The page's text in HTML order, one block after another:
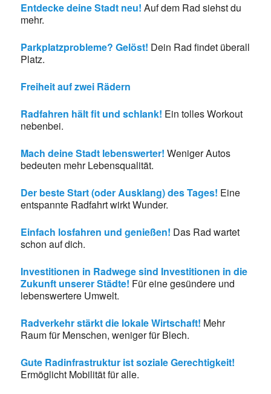
Entdecke deine Stadt neu! Auf dem Rad siehst du
mehr.
Parkplatzprobleme? Gelöst! Dein Rad findet überall
Platz.
Freiheit auf zwei Rädern
Radfahren hält fit und schlank! Ein tolles Workout
nebenbei.
Mach deine Stadt lebenswerter! Weniger Autos
bedeuten mehr Lebensqualität.
Der beste Start (oder Ausklang) des Tages! Eine
entspannte Radfahrt wirkt Wunder.
Einfach losfahren und genießen! Das Rad wartet
schon auf dich.
Investitionen in Radwege sind Investitionen in die
Zukunft unserer Städte! Für eine gesündere und
lebenswertere Umwelt.
Radverkehr stärkt die lokale Wirtschaft! Mehr
Raum für Menschen, weniger für Blech.
Gute Radinfrastruktur ist soziale Gerechtigkeit!
Ermöglicht Mobilität für alle.